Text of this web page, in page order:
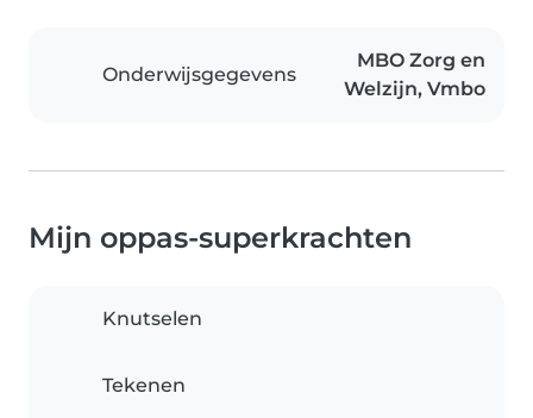
Onderwijsgegevens
MBO Zorg en
Welzijn, Vmbo
Mijn oppas-superkrachten
Knutselen
Tekenen